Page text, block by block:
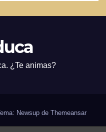
¿Te animas?
Newsup de Themeansar